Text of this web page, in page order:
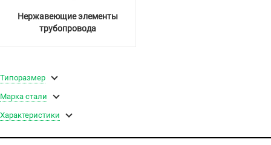
Нержавеющие элементы
трубопровода
Типоразмер
Марка стали
Характеристики